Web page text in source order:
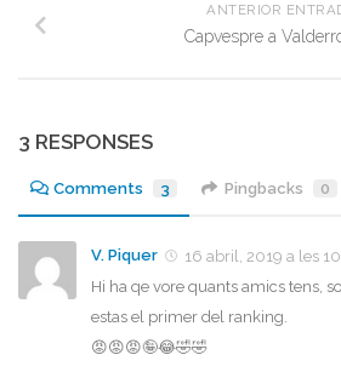
ANTERIOR
Capvespre a
3 RESPONSES
Comments 3 Pingbacks 0
V. Piquer
16 abril, 2019 a les
Hi ha qe vore quants amics tens,
estas el primer del ranking.
😡😡😡🤪😂🤣🤣